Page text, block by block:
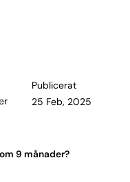
Publicerat
25 Feb, 2025
9 månader?